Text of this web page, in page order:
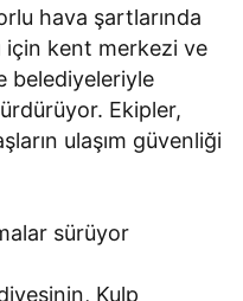
hava şartlarında
için kent merkezi ve
belediyeleriyle
Ekipler,
ulaşım güvenliği
sürüyor
Kulp